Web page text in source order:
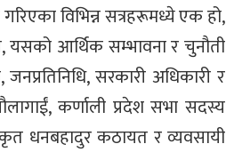
विभिन्न सत्रहरूमध्ये एक हो,
यसको आर्थिक सम्भावना र चुनौती
सरकारी अधिकारी र
कर्णाली प्रदेश सभा सदस्य
धनबहादुर कठायत र व्यवसायी